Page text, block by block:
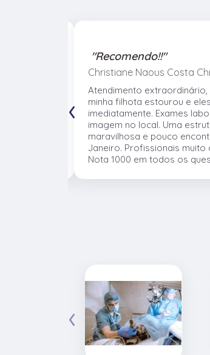
"Recomendo!!"
Christiane Naous Costa
Atendimento
minha filhota estourou e
imediatamente. Exames
imagem no local. Uma
maravilhosa e pouco
Janeiro. Profissionais muito
Nota 1000 em todos os
‹
‹